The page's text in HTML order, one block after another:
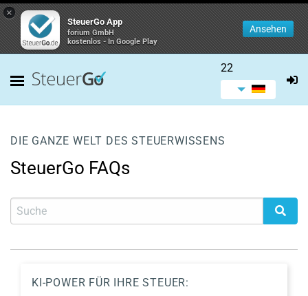
×
SteuerGo App
forium GmbH
kostenlos - In Google Play
Ansehen
22
DIE GANZE WELT DES STEUERWISSENS
SteuerGo FAQs
KI-POWER FÜR IHRE STEUER: